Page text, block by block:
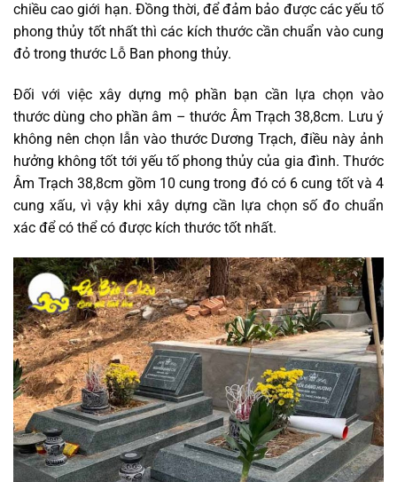
chiều cao giới hạn. Đồng thời, để đảm bảo được các yếu tố
phong thủy tốt nhất thì các kích thước cần chuẩn vào cung
đỏ trong thước Lỗ Ban phong thủy.
Đối với việc xây dựng mộ phần bạn cần lựa chọn vào
thước dùng cho phần âm – thước Âm Trạch 38,8cm. Lưu ý
không nên chọn lẫn vào thước Dương Trạch, điều này ảnh
hưởng không tốt tới yếu tố phong thủy của gia đình. Thước
Âm Trạch 38,8cm gồm 10 cung trong đó có 6 cung tốt và 4
cung xấu, vì vậy khi xây dựng cần lựa chọn số đo chuẩn
xác để có thể có được kích thước tốt nhất.